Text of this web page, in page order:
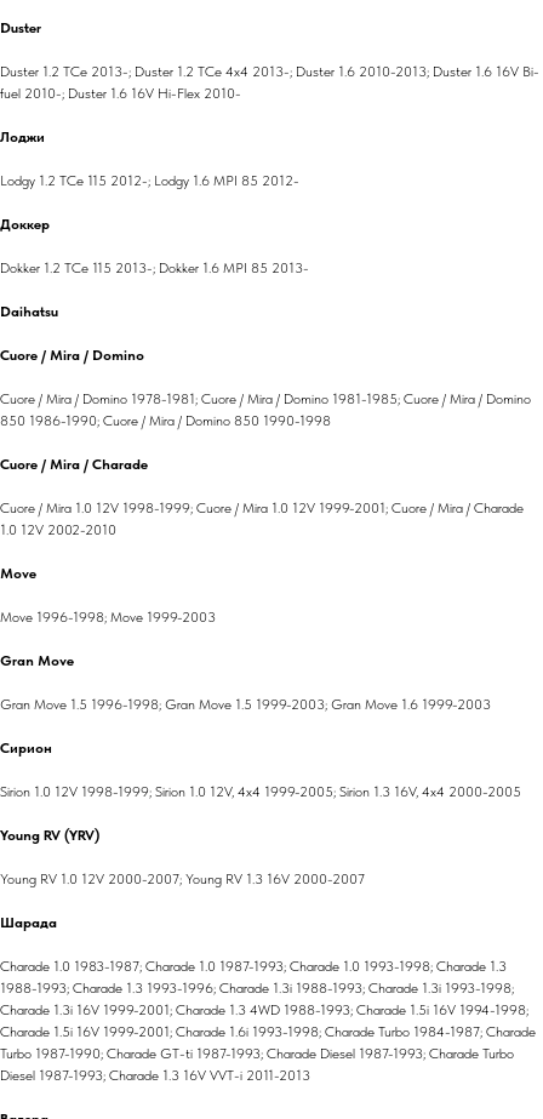
Duster
Duster 1.2 TCe 2013-; Duster 1.2 TCe 4x4 2013-; Duster 1.6 2010-2013; Duster 1.6 16V Bi-
fuel 2010-; Duster 1.6 16V Hi-Flex 2010-
Лоджи
Lodgy 1.2 TCe 115 2012-; Lodgy 1.6 MPI 85 2012-
Доккер
Dokker 1.2 TCe 115 2013-; Dokker 1.6 MPI 85 2013-
Daihatsu
Cuore / Mira / Domino
Cuore / Mira / Domino 1978-1981; Cuore / Mira / Domino 1981-1985; Cuore / Mira / Domino
850 1986-1990; Cuore / Mira / Domino 850 1990-1998
Cuore / Mira / Charade
Cuore / Mira 1.0 12V 1998-1999; Cuore / Mira 1.0 12V 1999-2001; Cuore / Mira / Charade
1.0 12V 2002-2010
Move
Move 1996-1998; Move 1999-2003
Gran Move
Gran Move 1.5 1996-1998; Gran Move 1.5 1999-2003; Gran Move 1.6 1999-2003
Сирион
Sirion 1.0 12V 1998-1999; Sirion 1.0 12V, 4x4 1999-2005; Sirion 1.3 16V, 4x4 2000-2005
Young RV (YRV)
Young RV 1.0 12V 2000-2007; Young RV 1.3 16V 2000-2007
Шарада
Charade 1.0 1983-1987; Charade 1.0 1987-1993; Charade 1.0 1993-1998; Charade 1.3
1988-1993; Charade 1.3 1993-1996; Charade 1.3i 1988-1993; Charade 1.3i 1993-1998;
Charade 1.3i 16V 1999-2001; Charade 1.3 4WD 1988-1993; Charade 1.5i 16V 1994-1998;
Charade 1.5i 16V 1999-2001; Charade 1.6i 1993-1998; Charade Turbo 1984-1987; Charade
Turbo 1987-1990; Charade GT-ti 1987-1993; Charade Diesel 1987-1993; Charade Turbo
Diesel 1987-1993; Charade 1.3 16V VVT-i 2011-2013